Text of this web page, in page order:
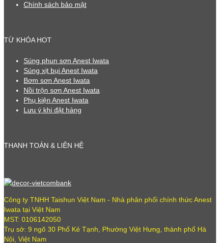
Chính sách bảo mật
TỪ KHÓA HOT
Súng phun sơn Anest Iwata
Súng xịt bụi Anest Iwata
Bơm sơn Anest Iwata
Nồi trộn sơn Anest Iwata
Phụ kiện Anest Iwata
Lưu ý khi đặt hàng
THANH TOÁN & LIÊN HỆ
Công ty TNHH Taishun Việt Nam - Nhà phân phối chính thức Anest
Iwata tại Việt Nam
MST: 0106142050
Trụ sở: 9 ngõ 30 Phố Kẻ Tạnh, Phường Việt Hưng, thành phố Hà
Nội, Việt Nam